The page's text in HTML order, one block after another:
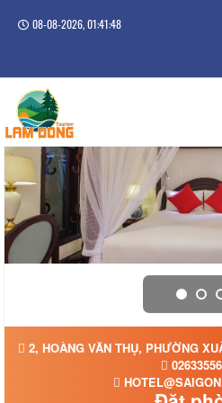
08-08-2026, 01:41:49
2, HOÀNG VĂN THỤ, PHƯỜNG